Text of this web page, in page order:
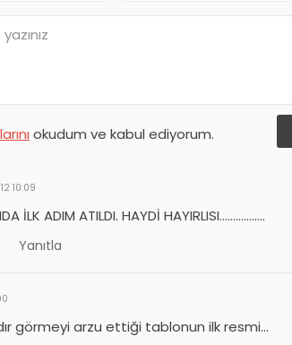
okudum ve kabul ediyorum.
10:09
İLK ADIM ATILDI. HAYDİ HAYIRLISI……………..
Yanıtla
görmeyi arzu ettiği tablonun ilk resmi…